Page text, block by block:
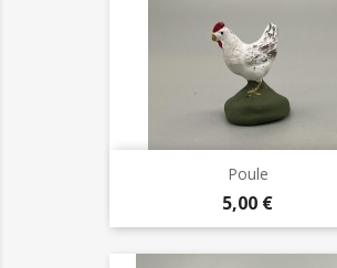
Poule
Prix
5,00 €